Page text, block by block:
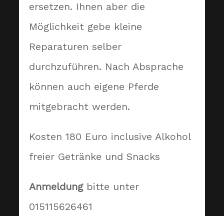
ersetzen. Ihnen aber die
Möglichkeit gebe kleine
Reparaturen selber
durchzuführen. Nach Absprache
können auch eigene Pferde
mitgebracht werden.
Kosten 180 Euro inclusive Alkohol
freier Getränke und Snacks
Anmeldungbitte unter
015115626461